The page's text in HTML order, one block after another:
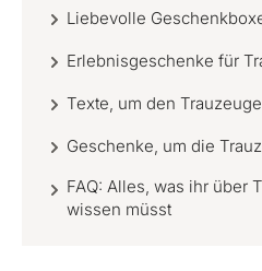
Liebevolle
Erlebnisgeschenke für
Texte, um den
Geschenke, um die
FAQ: Alles, was ihr über
wissen müsst